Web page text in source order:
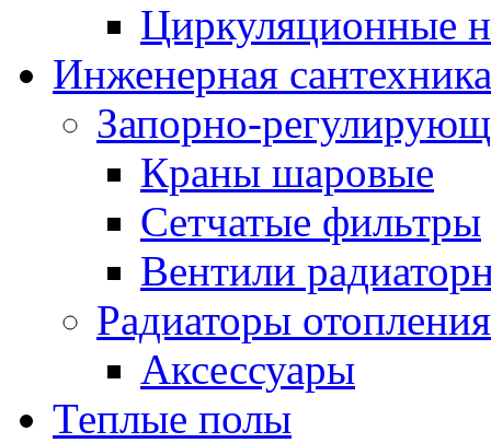
Циркуляционные
Инженерная сантехника
Запорно-
Краны шаровые
Сетчатые фильтры
Вентили
Радиаторы отопления
Аксессуары
Теплые полы